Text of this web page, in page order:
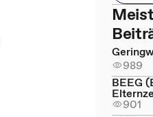
989
BEEG
901